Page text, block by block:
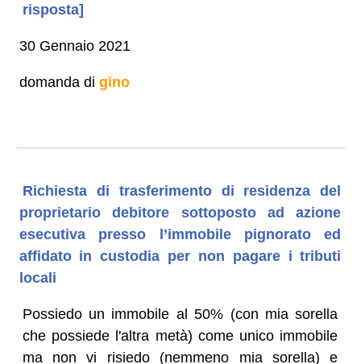
risposta]
30 Gennaio 2021
domanda di gino
Richiesta di trasferimento di residenza del
proprietario debitore sottoposto ad azione
esecutiva presso l’immobile pignorato ed
affidato in custodia per non pagare i tributi
locali
Possiedo un immobile al 50% (con mia sorella
che possiede l'altra metà) come unico immobile
ma non vi risiedo (nemmeno mia sorella) e